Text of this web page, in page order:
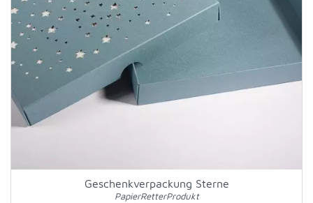
Geschenkverpackung Sterne
PapierRetterProdukt